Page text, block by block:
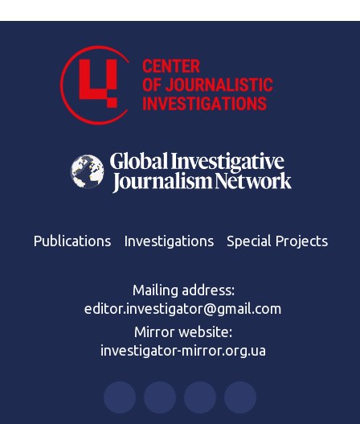
Publications Investigations Special Projects
Mailing address:
editor.investigator@gmail.com
Mirror website:
investigator-mirror.org.ua